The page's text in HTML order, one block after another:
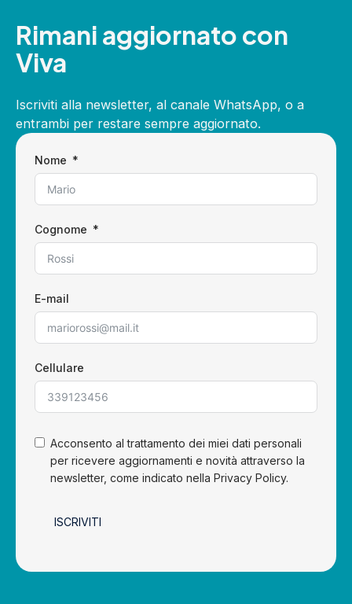
Rimani aggiornato con
Viva
Iscriviti alla newsletter, al canale WhatsApp, o a
entrambi per restare sempre aggiornato.
Nome
Cognome
E-mail
Cellulare
Acconsento al trattamento dei miei dati personali
per ricevere aggiornamenti e novità attraverso la
newsletter, come indicato nella Privacy Policy.
ISCRIVITI